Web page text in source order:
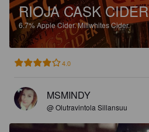
RIOJA CASK CIDER
6.7%Apple Cider.Millwhites Cider.
4.0
MSMINDY
@ Olutravintola Sillansuu